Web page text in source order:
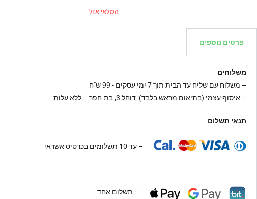
המלאי אזל
פרטים נוספים
משלוחים
– משלוח עם שליח עד הבית תוך 7 ימי עסקים - 99 ש"ח
– איסוף עצמי (בתיאום מראש בלבד): דוחל 3, בת-חפר – ללא עלות
תנאי תשלום
– עד 10 תשלומים בכרטיס אשראי
– תשלום אחד